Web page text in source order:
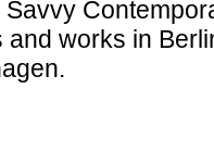
Savvy
and works in